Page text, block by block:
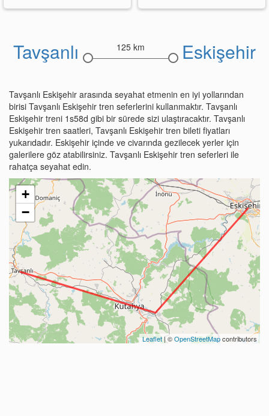
Tavşanlı 125 km Eskişehir
Tavşanlı Eskişehir arasında seyahat etmenin en iyi yollarından
birisi Tavşanlı Eskişehir tren seferlerini kullanmaktır. Tavşanlı
Eskişehir treni 1s58d gibi bir sürede sizi ulaştıracaktır. Tavşanlı
Eskişehir tren saatleri, Tavşanlı Eskişehir tren bileti fiyatları
yukarıdadır. Eskişehir içinde ve civarında gezilecek yerler için
galerilere göz atabilirsiniz. Tavşanlı Eskişehir tren seferleri ile
rahatça seyahat edin.
+
−
Leaflet| ©OpenStreetMapcontributors